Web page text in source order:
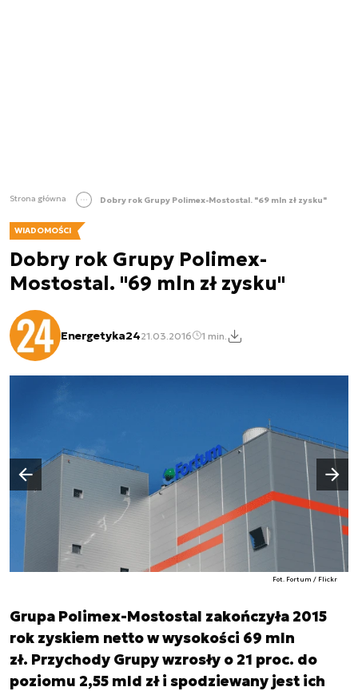
Strona główna Dobry rok Grupy Polimex-Mostostal. "69 mln zł zysku"
WIADOMOŚCI
Dobry rok Grupy Polimex-
Mostostal. "69 mln zł zysku"
Energetyka2421.03.2016 1 min.
Fot. Fortum / Flickr
Poprzedni slajd
Następny slajd
Grupa Polimex-Mostostal zakończyła 2015
rok zyskiem netto w wysokości 69 mln
zł. Przychody Grupy wzrosły o 21 proc. do
poziomu 2,55 mld zł i spodziewany jest ich